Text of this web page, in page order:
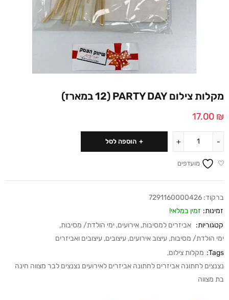
מקלות צילום PARTY DAY (12 במארז)
17.00 ₪
הוספה לסל
מועדפים
ברקוד: 7291160000426
זמינות: זמין במלאי!
קטגוריות: אביזרים למסיבות, אירועים, ימי הולדת/ מסיבות,
ימי הולדת/ מסיבות, עיצוב אירועים, עיצובים, עיצובים ואביזרים
Tags: מקלות צילום,
נצנצים לחתונה אביזרים לחתונה אביזרים לאירועים נצנצים לבר מצווה חינה
בת מצווה